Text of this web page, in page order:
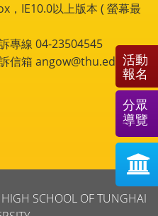
，IE10.0以上版本 ( 螢幕最
專線 04-23504545
信箱 angow@thu.edu.tw
SCHOOL OF TUNGHAI
活動
報名
分眾
導覽